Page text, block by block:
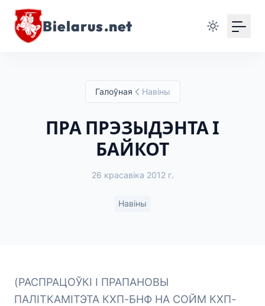
Bielarus.net
Галоўная Навіны
ПРА ПРЭЗЫДЭНТА І
БАЙКОТ
26 красавіка 2012 г.
Навіны
(РАСПРАЦОЎКІ І ПРАПАНОВЫ
ПАЛІТКАМІТЭТА КХП-БНФ НА СОЙМ КХП-